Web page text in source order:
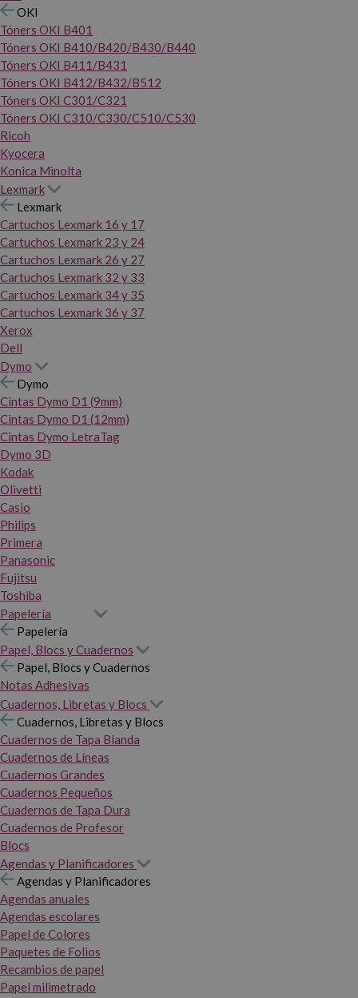
OKI
Tóners OKI B401
Tóners OKI B410/B420/B430/B440
Tóners OKI B411/B431
Tóners OKI B412/B432/B512
Tóners OKI C301/C321
Tóners OKI C310/C330/C510/C530
Ricoh
Kyocera
Konica Minolta
Lexmark
Lexmark
Cartuchos Lexmark 16 y 17
Cartuchos Lexmark 23 y 24
Cartuchos Lexmark 26 y 27
Cartuchos Lexmark 32 y 33
Cartuchos Lexmark 34 y 35
Cartuchos Lexmark 36 y 37
Xerox
Dell
Dymo
Dymo
Cintas Dymo D1 (9mm)
Cintas Dymo D1 (12mm)
Cintas Dymo LetraTag
Dymo 3D
Kodak
Olivetti
Casio
Philips
Primera
Panasonic
Fujitsu
Toshiba
Papelería
Papelería
Papel, Blocs y Cuadernos
Papel, Blocs y Cuadernos
Notas Adhesivas
Cuadernos, Libretas y Blocs
Cuadernos, Libretas y Blocs
Cuadernos de Tapa Blanda
Cuadernos de Líneas
Cuadernos Grandes
Cuadernos Pequeños
Cuadernos de Tapa Dura
Cuadernos de Profesor
Blocs
Agendas y Planificadores
Agendas y Planificadores
Agendas anuales
Agendas escolares
Papel de Colores
Paquetes de Folios
Recambios de papel
Papel milimetrado